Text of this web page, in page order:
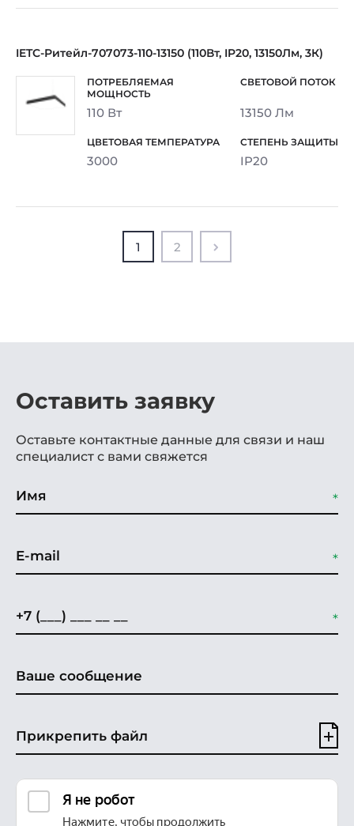
IETC-Ритейл-707073-110-13150 (110Вт, IP20, 13150Лм, 3К)
110 Вт 13150 Лм
3000 IP20
1 2
Оставить заявку
Оставьте контактные данные для связи и наш
специалист с вами свяжется
Прикрепить файл